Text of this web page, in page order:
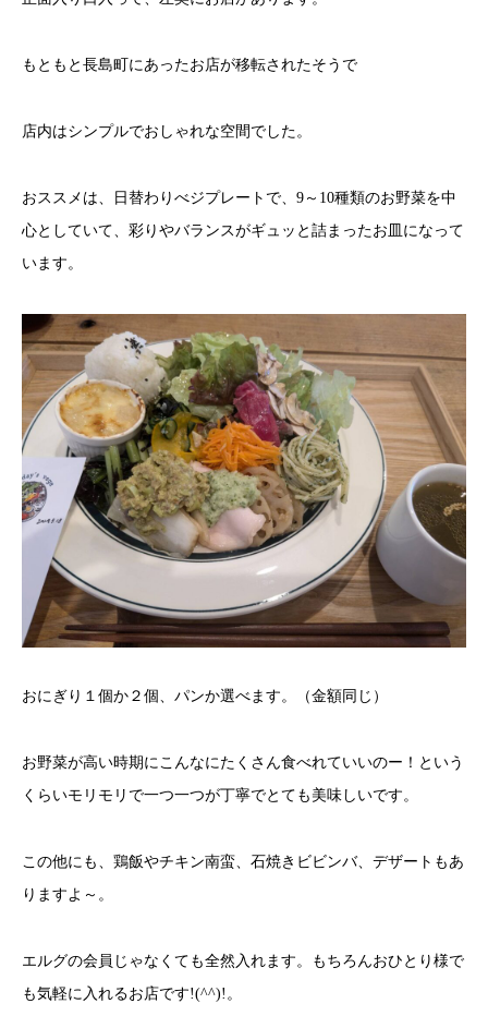
もともと長島町にあったお店が移転されたそうで
店内はシンプルでおしゃれな空間でした。
おススメは、日替わりべジプレートで、9～10種類のお野菜を中
心としていて、彩りやバランスがギュッと詰まったお皿になって
います。
おにぎり１個か２個、パンか選べます。（金額同じ）
お野菜が高い時期にこんなにたくさん食べれていいのー！という
くらいモリモリで一つ一つが丁寧でとても美味しいです。
この他にも、鶏飯やチキン南蛮、石焼きビビンバ、デザートもあ
りますよ～。
エルグの会員じゃなくても全然入れます。もちろんおひとり様で
も気軽に入れるお店です!(^^)!。